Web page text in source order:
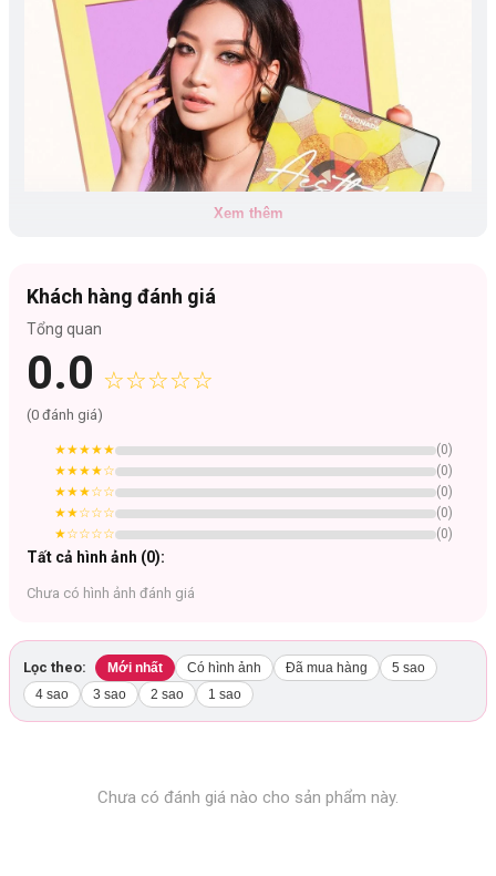
Bảng màu:
Bảng mắt 16 ô Aesthetic Eyeshadow Palette tập hợp nhiều
mái sáng tạo ra các makeup look.
Glitter:#01, #02, #03, #04
Matte Mix Glitter:#05, #14, #16
Shimmer: #06
Xem thêm
Khách hàng đánh giá
Tổng quan
0.0 ☆☆☆☆☆
(0 đánh giá)
★★★★★ (0)
★★★★☆ (0)
★★★☆☆ (0)
★★☆☆☆ (0)
★☆☆☆☆ (0)
Tất cả hình ảnh (0):
Chưa có hình ảnh đánh giá
Lọc theo: Mới nhất Có hình ảnh Đã mua hàng
5 sao
4 sao
3 sao 2 sao 1 sao
Chưa có đánh giá nào cho sản phẩm này.